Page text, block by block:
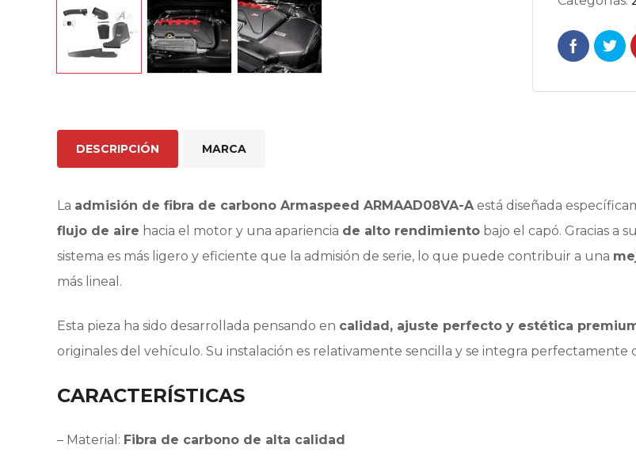
DESCRIPCIÓN MARCA
La admisión de fibra de carbono Armaspeed ARMAAD08VA-A está diseñada
flujo de aire hacia el motor y una apariencia de alto rendimiento bajo el capó. Gracias a
sistema es más ligero y eficiente que la admisión de serie, lo que puede contribuir a una
más lineal.
Esta pieza ha sido desarrollada pensando en calidad, ajuste perfecto y estética
originales del vehículo. Su instalación es relativamente sencilla y se integra perfectamente
CARACTERÍSTICAS
– Material: Fibra de carbono de alta calidad